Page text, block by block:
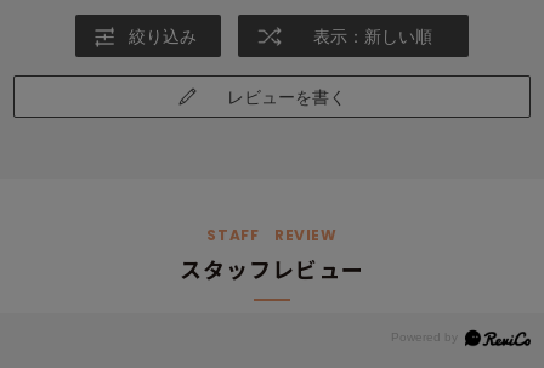
メールで相談にのってくれたスタッフさん達が親切でとても助かりま
した。ありがとうございます。
絞り込み 表示：新しい順
レビューを書く
STAFF REVIEW
スタッフレビュー